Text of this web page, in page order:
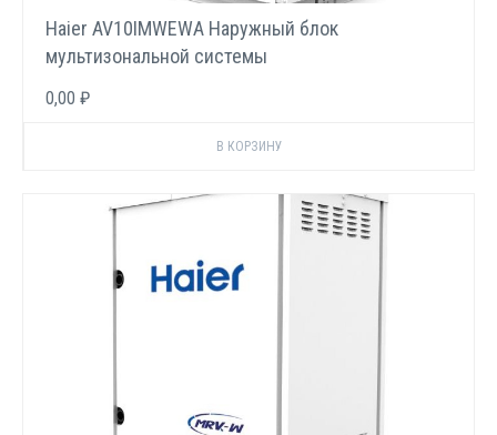
Haier AV10IMWEWA Наружный блок
мультизональной системы
0,00 ₽